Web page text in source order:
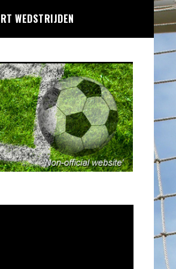
WEDSTRIJDEN